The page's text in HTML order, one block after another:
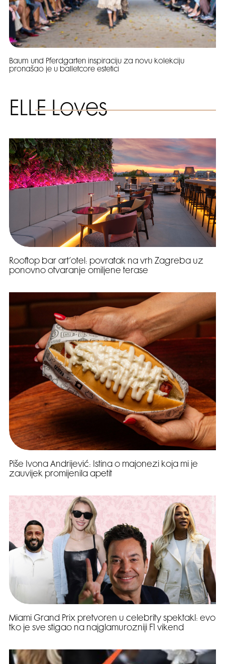
Baum und Pferdgarten inspiraciju za novu kolekciju
pronašao je u balletcore estetici
ELLE Loves
Rooftop bar art’otel: povratak na vrh Zagreba uz
ponovno otvaranje omiljene terase
Piše Ivona Andrijević: Istina o majonezi koja mi je
zauvijek promijenila apetit
Miami Grand Prix pretvoren u celebrity spektakl: evo
tko je sve stigao na najglamurozniji F1 vikend